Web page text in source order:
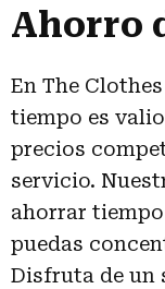
Ahorro
En The
tiempo es
precios
servicio.
ahorrar
puedas
Disfruta de un